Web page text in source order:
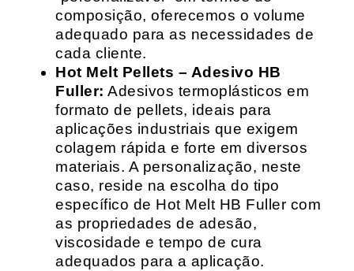
composição, oferecemos o volume
adequado para as necessidades de
cada cliente.
Hot Melt Pellets – Adesivo HB
Fuller: Adesivos termoplásticos em
formato de pellets, ideais para
aplicações industriais que exigem
colagem rápida e forte em diversos
materiais. A personalização, neste
caso, reside na escolha do tipo
específico de Hot Melt HB Fuller com
as propriedades de adesão,
viscosidade e tempo de cura
adequados para a aplicação.